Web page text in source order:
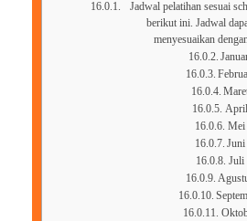
Jadwal pelatihan sesuai
berikut ini. Jadwal
menyesuaikan
April
Mei
Juni
Juli